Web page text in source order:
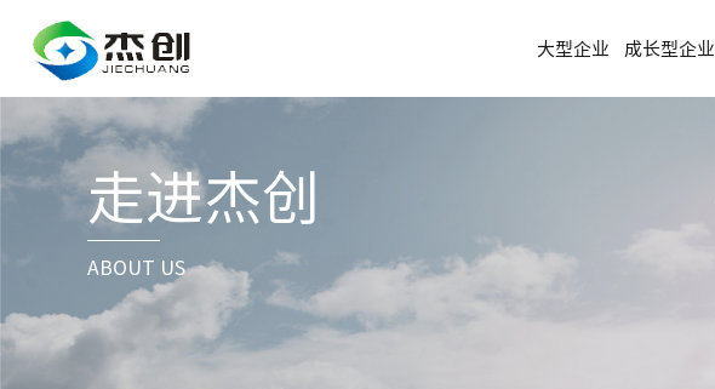
大型企业 成长型企业
走进杰创
ABOUT US